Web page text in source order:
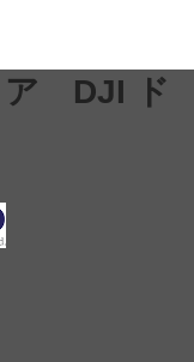
ア DJI ド